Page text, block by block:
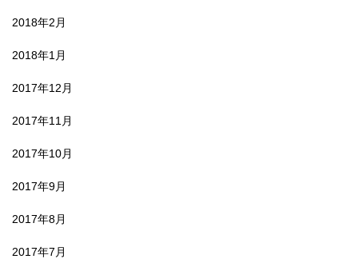
2018年2月
2018年1月
2017年12月
2017年11月
2017年10月
2017年9月
2017年8月
2017年7月